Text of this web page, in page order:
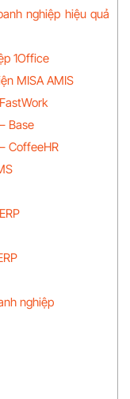
nghiệp hiệu quả
1Office
MISA AMIS
Base
CoffeeHR
nghiệp